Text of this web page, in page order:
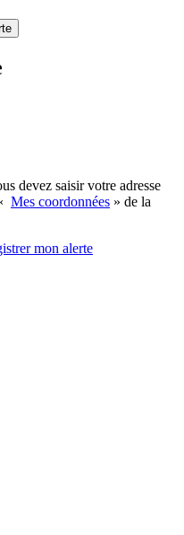
devez saisir votre adresse
Mes coordonnées » de la
mon alerte